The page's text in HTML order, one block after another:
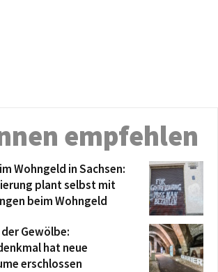
empfehlen
Wohngeld in Sachsen:
plant selbst mit
beim Wohngeld
Gewölbe:
hat neue
erschlossen